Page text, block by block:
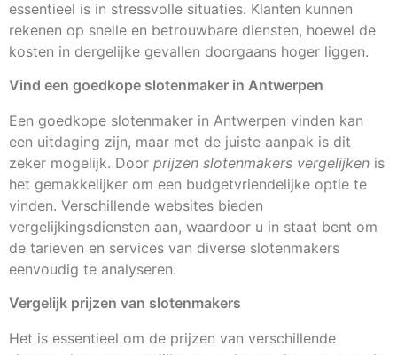
essentieel is in stressvolle situaties. Klanten kunnen
rekenen op snelle en betrouwbare diensten, hoewel de
kosten in dergelijke gevallen doorgaans hoger liggen.
Vind een goedkope slotenmaker in Antwerpen
Een goedkope slotenmaker in Antwerpen vinden kan
een uitdaging zijn, maar met de juiste aanpak is dit
zeker mogelijk. Door prijzen slotenmakers vergelijken is
het gemakkelijker om een budgetvriendelijke optie te
vinden. Verschillende websites bieden
vergelijkingsdiensten aan, waardoor u in staat bent om
de tarieven en services van diverse slotenmakers
eenvoudig te analyseren.
Vergelijk prijzen van slotenmakers
Het is essentieel om de prijzen van verschillende